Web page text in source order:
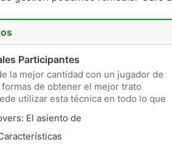
Participantes
la mejor cantidad con un jugador de
de obtener el mejor trato
utilizar esta técnica en todo lo que
posible. Si te gusta la
El asiento de
Covers